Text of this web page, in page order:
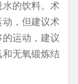
的饮料。术
，但建议术
运动，建议
无氧锻炼结